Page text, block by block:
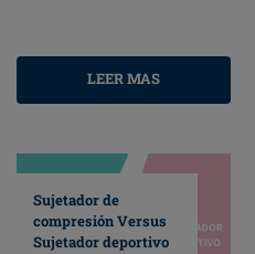
LEER MAS
Sujetador de
compresión Versus
Sujetador deportivo